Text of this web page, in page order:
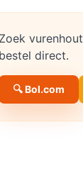
Zoek vurenhout
bestel direct.
🔍 Bol.com